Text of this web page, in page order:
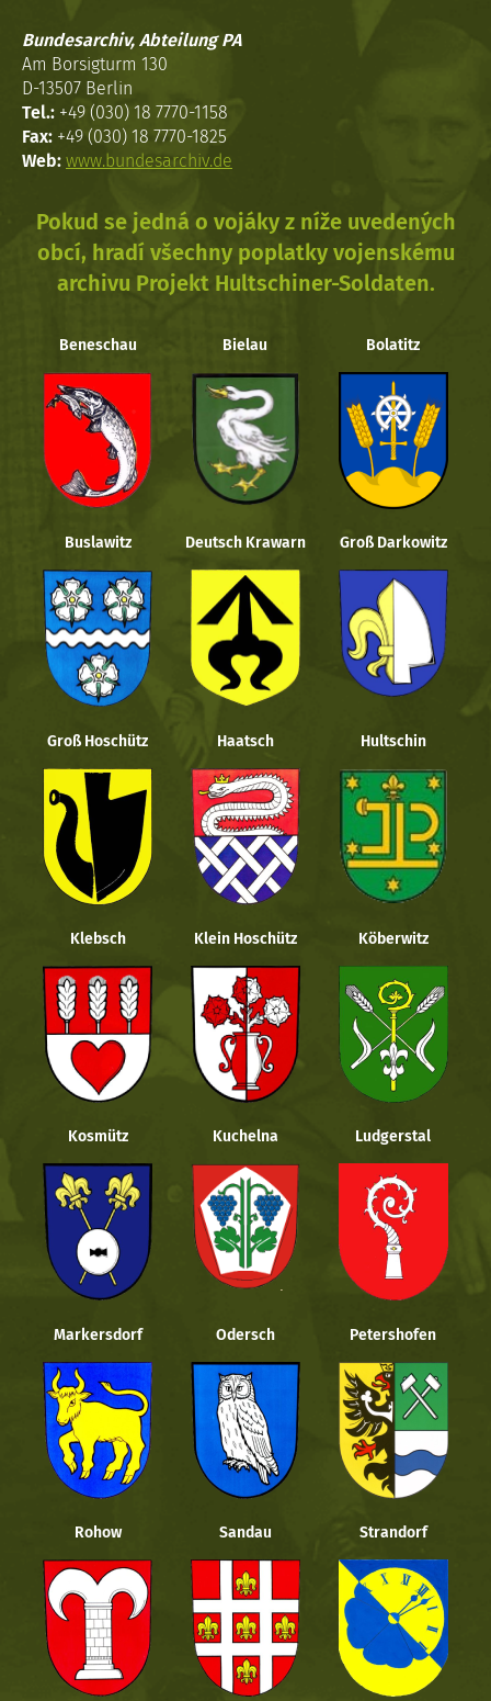
Bundesarchiv, Abteilung PA
Am Borsigturm 130
D-13507 Berlin
Tel.: +49 (030) 18 7770-1158
Fax: +49 (030) 18 7770-1825
Web: www.bundesarchiv.de
Pokud se jedná o vojáky z níže uvedených
obcí, hradí všechny poplatky vojenskému
archivu Projekt Hultschiner-Soldaten.
Beneschau Bielau Bolatitz
Buslawitz Deutsch Krawarn Groß Darkowitz
Groß Hoschütz Haatsch Hultschin
Klebsch Klein Hoschütz Köberwitz
Kosmütz Kuchelna Ludgerstal
Markersdorf Odersch Petershofen
Rohow Sandau Strandorf